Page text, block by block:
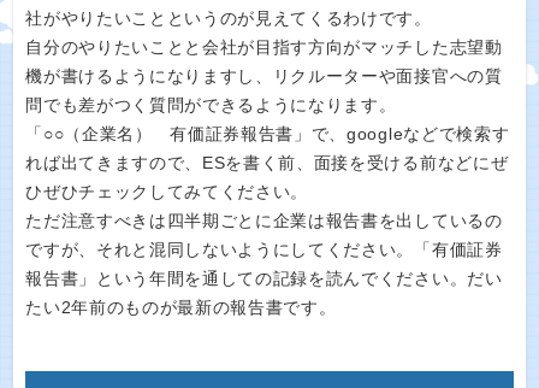
社がやりたいことというのが見えてくるわけです。
自分のやりたいことと会社が目指す方向がマッチした志望動
機が書けるようになりますし、リクルーターや面接官への質
問でも差がつく質問ができるようになります。
「○○（企業名） 有価証券報告書」で、googleなどで検索す
れば出てきますので、ESを書く前、面接を受ける前などにぜ
ひぜひチェックしてみてください。
ただ注意すべきは四半期ごとに企業は報告書を出しているの
ですが、それと混同しないようにしてください。「有価証券
報告書」という年間を通しての記録を読んでください。だい
たい2年前のものが最新の報告書です。